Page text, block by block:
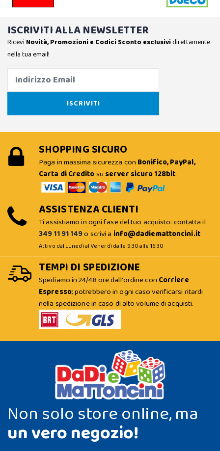
ISCRIVITI ALLA NEWSLETTER
Ricevi Novità, Promozioni e Codici Sconto esclusividirettamente
nella tua email!
SHOPPING SICURO
Paga in massima sicurezza con Bonifico, PayPal,
Carta di Creditosu server sicuro 128bit.
ASSISTENZA CLIENTI
Ti assistiamo in ogni fase del tuo acquisto: contatta il
349 11 91 149o scrivi a info@dadiemattoncini.it
Attivo dal Lunedì al Venerdì dalle 9:30 alle 16:30
TEMPI DI SPEDIZIONE
Spediamo in 24/48 ore dall'ordine con Corriere
Espresso; potrebbero in ogni caso verificarsi ritardi
nella spedizione in caso di alto volume di acquisti.
Non solo store online, ma
un vero negozio!